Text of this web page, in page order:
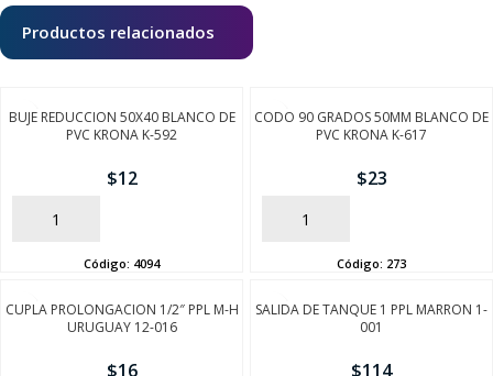
Productos relacionados
BUJE REDUCCION 50X40 BLANCO DE
PVC KRONA K-592
$12
AÑADIR
Código: 4094
CODO 90 GRADOS 50MM BLANCO DE
PVC KRONA K-617
$23
AÑADIR
Código: 273
CUPLA PROLONGACION 1/2″ PPL M-H
URUGUAY 12-016
$16
SALIDA DE TANQUE 1 PPL MARRON 1-
001
$114